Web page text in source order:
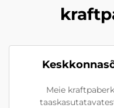
Meie